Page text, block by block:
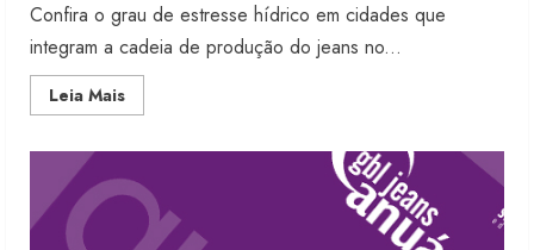
Confira o grau de estresse hídrico em cidades que
integram a cadeia de produção do jeans no...
Leia MaisRead
more
risco
da
água
Brasil